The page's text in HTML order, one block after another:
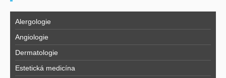
Alergologie
Angiologie
Dermatologie
Estetická medicína